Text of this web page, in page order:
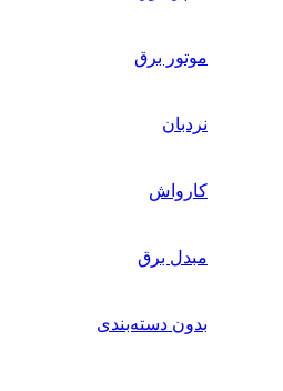
موتور برق
نردبان
کارواش
مبدل برق
بدون دسته‌بندی